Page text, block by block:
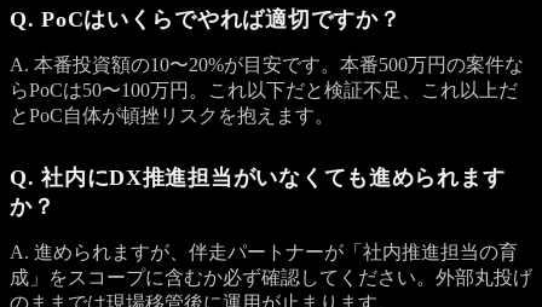
Q. PoCはいくらでやれば適切ですか？
A. 本番投資額の10〜20%が目安です。本番500万円の案件な
らPoCは50〜100万円。これ以下だと検証不足、これ以上だ
とPoC自体が頓挫リスクを抱えます。
Q. 社内にDX推進担当がいなくても進められます
か？
A. 進められますが、伴走パートナーが「社内推進担当の育
成」をスコープに含むか必ず確認してください。外部丸投げ
のままでは現場移管後に運用が止まります。